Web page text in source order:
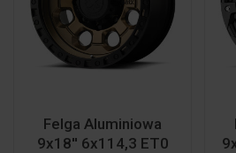
Felga Aluminiowa
9x18'' 6x114,3 ET0